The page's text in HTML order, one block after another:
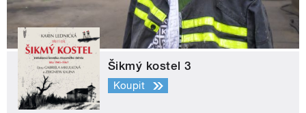
Šikmý kostel 3
Koupit